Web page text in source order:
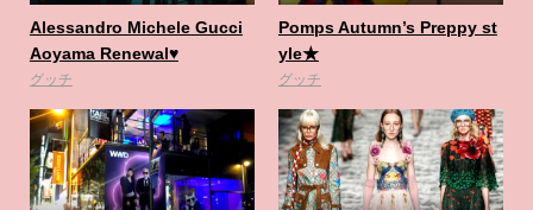
Alessandro Michele Gucci
Aoyama Renewal♥️
グッチ
Pomps Autumn’s Preppy st
yle★
グッチ